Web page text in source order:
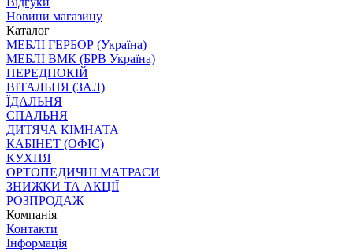
Новини магазину
Каталог
МЕБЛІ ГЕРБОР (Україна)
МЕБЛІ ВМК (БРВ Україна)
ПЕРЕДПОКІЙ
ВІТАЛЬНЯ (ЗАЛ)
ЇДАЛЬНЯ
СПАЛЬНЯ
ДИТЯЧА КІМНАТА
КАБІНЕТ (ОФІС)
КУХНЯ
ОРТОПЕДИЧНІ МАТРАСИ
ЗНИЖКИ ТА АКЦІЇ
РОЗПРОДАЖ
Компанія
Контакти
Інформація